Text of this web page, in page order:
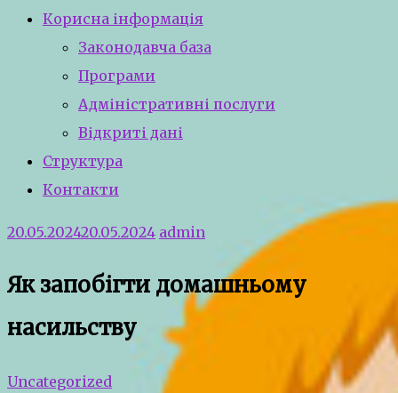
Корисна інформація
Законодавча база
Програми
Адміністративні послуги
Відкриті дані
Структура
Контакти
20.05.202420.05.2024 admin
Як запобігти домашньому
насильству
Uncategorized